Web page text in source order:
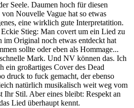
Seele. Daumen hoch für diesen
Nouvelle Vague hat so etwas
eine wirklich gute Interpretatition.
Stieg: Man covert um ein Lied zu
im Original noch etwas entdeckt hat
sollte oder eben als Hommage...
Mark. Und NV können das. Ich
ein großartiges Cover des Dead
druck to fuck gemacht, der ebenso
natürlich musikalisch weit weg vom
Ihr Stil. Aber eines bleibt: Respekt an
Lied überhaupt kennt.